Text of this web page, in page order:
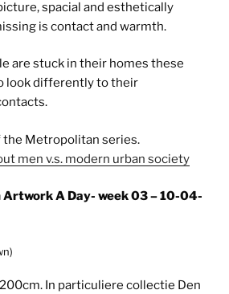
spacial and esthetically
is contact and warmth.
are stuck in their homes these
look differently to their
the Metropolitan series.
men v.s. modern urban society
Artwork A Day- week 03 – 10-04-
In particuliere collectie Den